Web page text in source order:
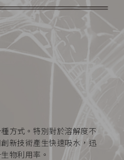
方式。特別對於溶解度不
新技術產生快速吸水，迅
物利用率。